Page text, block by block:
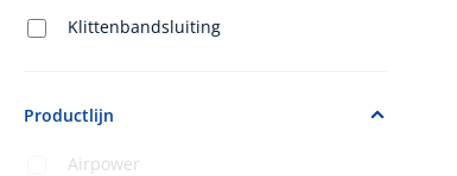
Klittenbandsluiting
Productlijn
Airpower